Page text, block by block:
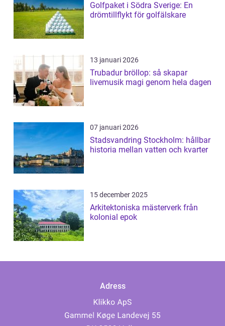
Golfpaket i Södra Sverige: En
drömtillflykt för golfälskare
13 januari 2026
Trubadur bröllop: så skapar
livemusik magi genom hela dagen
07 januari 2026
Stadsvandring Stockholm: hållbar
historia mellan vatten och kvarter
15 december 2025
Arkitektoniska mästerverk från
kolonial epok
Adress